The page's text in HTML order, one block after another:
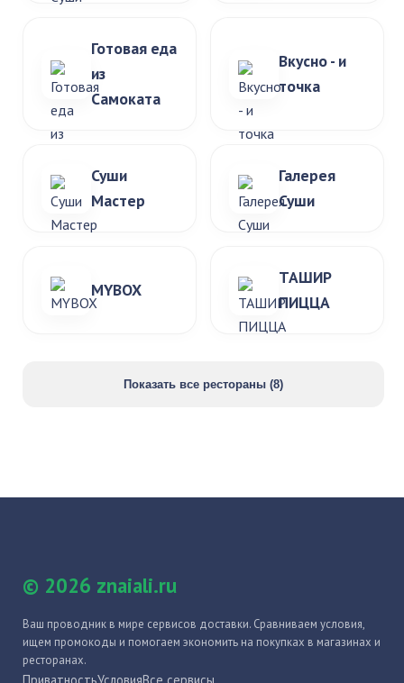
Готовая еда
из
Самоката
Вкусно - и
точка
Суши
Мастер
Галерея
Суши
MYBOX
ТАШИР
ПИЦЦА
Показать все рестораны (8)
© 2026 znaiali.ru
Ваш проводник в мире сервисов доставки. Сравниваем условия,
ищем промокоды и помогаем экономить на покупках в магазинах и
ресторанах.